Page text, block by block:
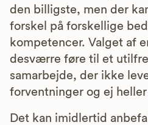
den billigste, men der
forskel på forskellige
kompetencer. Valget af
desværre føre til et
samarbejde, der ikke
forventninger og ej
Det kan imidlertid